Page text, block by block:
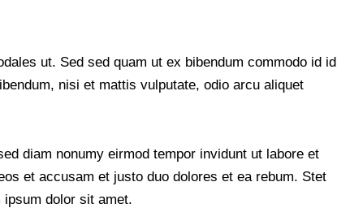
ut. Sed sed quam ut ex bibendum commodo id id
nisi et mattis vulputate, odio arcu aliquet
diam nonumy eirmod tempor invidunt ut labore et
et accusam et justo duo dolores et ea rebum. Stet
dolor sit amet.